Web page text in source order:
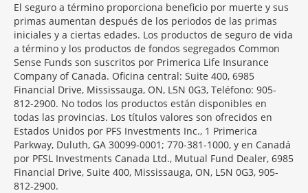
El seguro a término proporciona beneficio por muerte y sus
primas aumentan después de los periodos de las primas
iniciales y a ciertas edades. Los productos de seguro de vida
a término y los productos de fondos segregados Common
Sense Funds son suscritos por Primerica Life Insurance
Company of Canada. Oficina central: Suite 400, 6985
Financial Drive, Mississauga, ON, L5N 0G3, Teléfono: 905-
812-2900. No todos los productos están disponibles en
todas las provincias. Los títulos valores son ofrecidos en
Estados Unidos por PFS Investments Inc., 1 Primerica
Parkway, Duluth, GA 30099-0001; 770-381-1000, y en Canadá
por PFSL Investments Canada Ltd., Mutual Fund Dealer, 6985
Financial Drive, Suite 400, Mississauga, ON, L5N 0G3, 905-
812-2900.